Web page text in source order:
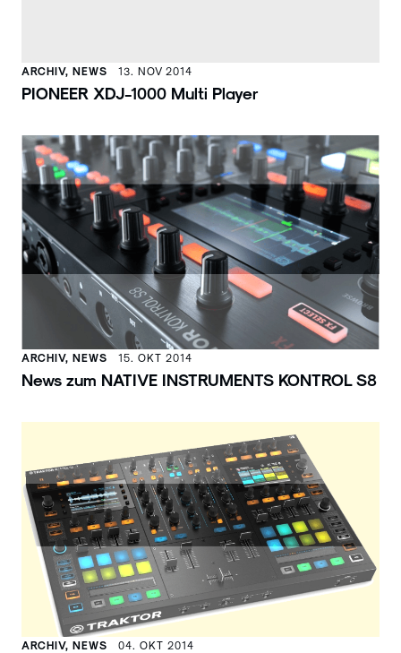
ARCHIV, NEWS 13. NOV 2014
PIONEER XDJ-1000 Multi Player
ARCHIV, NEWS 15. OKT 2014
News zum NATIVE INSTRUMENTS KONTROL S8
ARCHIV, NEWS 04. OKT 2014